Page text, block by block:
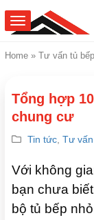
Home » Tư vấn tủ bếp
Tổng hợp
chung cư
Tin tức Tư
Với không
bạn chưa
bộ tủ bếp